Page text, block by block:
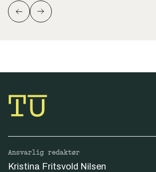
Ansvarlig redaktør
Kristina Fritsvold Nilsen